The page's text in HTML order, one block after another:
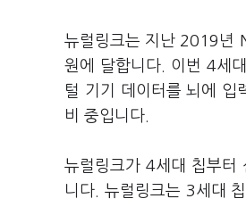
뉴럴링크는 지난 2019년
원에 달합니다. 이번 4세
털 기기 데이터를 뇌에 입
비 중입니다.
뉴럴링크가 4세대 칩부터
니다. 뉴럴링크는 3세대